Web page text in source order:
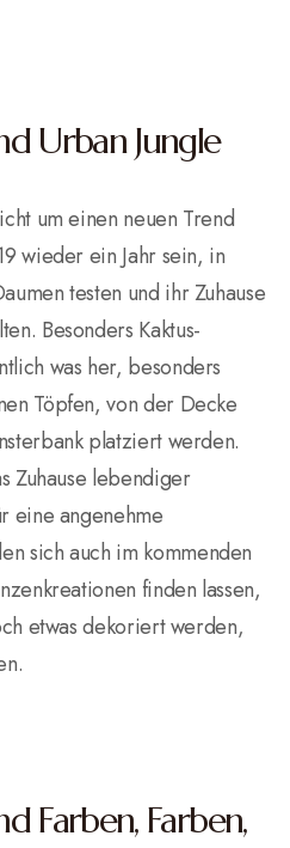
Urban Jungle
um einen neuen Trend
wieder ein Jahr sein, in
testen und ihr Zuhause
Besonders Kaktus-
was her, besonders
Töpfen, von der Decke
platziert werden.
Zuhause lebendiger
eine angenehme
sich auch im kommenden
finden lassen,
etwas dekoriert werden,
Farben, Farben,